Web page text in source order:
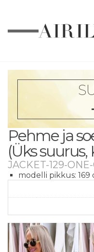
Pehme ja
(Üks
JACKET-129-
modelli pikkus: 169